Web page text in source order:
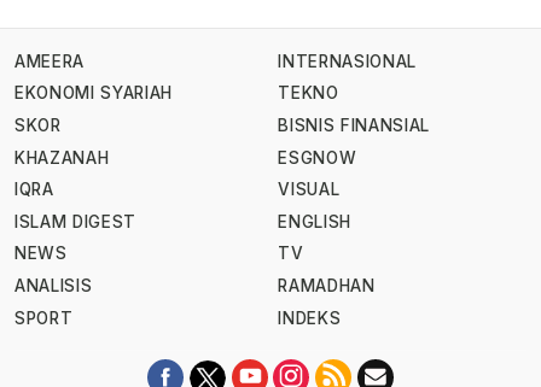
AMEERA
EKONOMI SYARIAH
SKOR
KHAZANAH
IQRA
ISLAM DIGEST
NEWS
ANALISIS
SPORT
INTERNASIONAL
TEKNO
BISNIS FINANSIAL
ESGNOW
VISUAL
ENGLISH
TV
RAMADHAN
INDEKS